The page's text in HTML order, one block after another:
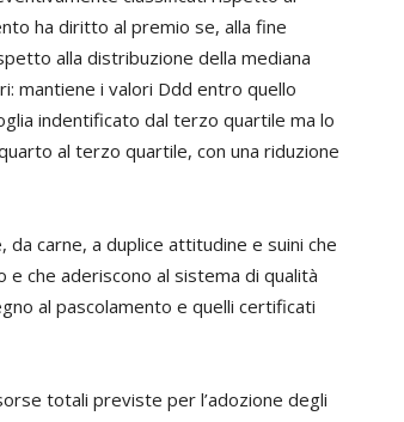
ha diritto al premio se, alla fine
alla distribuzione della mediana
mantiene i valori Ddd entro quello
indentificato dal terzo quartile ma lo
al terzo quartile, con una riduzione
carne, a duplice attitudine e suini che
che aderiscono al sistema di qualità
al pascolamento e quelli certificati
totali previste per l’adozione degli